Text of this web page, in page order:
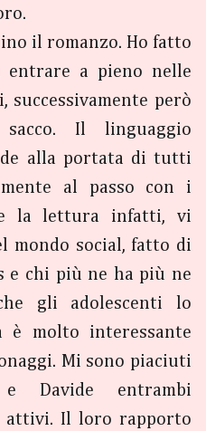
il romanzo. Ho fatto
a pieno nelle
successivamente però
Il linguaggio
alla portata di tutti
al passo con i
la lettura infatti, vi
mondo social, fatto di
e chi più ne ha più ne
gli adolescenti lo
è molto interessante
Mi sono piaciuti
Davide entrambi
attivi. Il loro rapporto